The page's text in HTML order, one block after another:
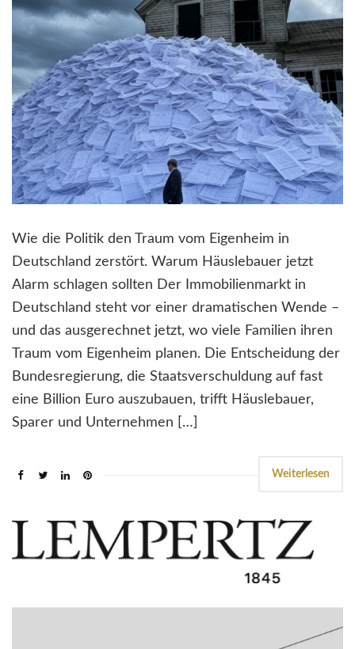
Wie die Politik den Traum vom Eigenheim in
Deutschland zerstört. Warum Häuslebauer jetzt
Alarm schlagen sollten Der Immobilienmarkt in
Deutschland steht vor einer dramatischen Wende –
und das ausgerechnet jetzt, wo viele Familien ihren
Traum vom Eigenheim planen. Die Entscheidung der
Bundesregierung, die Staatsverschuldung auf fast
eine Billion Euro auszubauen, trifft Häuslebauer,
Sparer und Unternehmen […]
Weiterlesen